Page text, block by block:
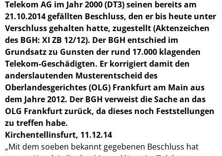
Telekom AG im Jahr 2000 (DT3) seinen bereits am
21.10.2014 gefällten Beschluss, den er bis heute unter
Verschluss gehalten hatte, zugestellt (Aktenzeichen
des BGH: XI ZB 12/12). Der BGH entschied im
Grundsatz zu Gunsten der rund 17.000 klagenden
Telekom-Geschädigten. Er korrigiert damit den
anderslautenden Musterentscheid des
Oberlandesgerichtes (OLG) Frankfurt am Main aus
dem Jahre 2012. Der BGH verweist die Sache an das
OLG Frankfurt zurück, da dieses noch Feststellungen
zu treffen habe.
Kirchentellinsfurt, 11.12.14
„Mit dem soeben bekannt gegebenen Beschluss hat